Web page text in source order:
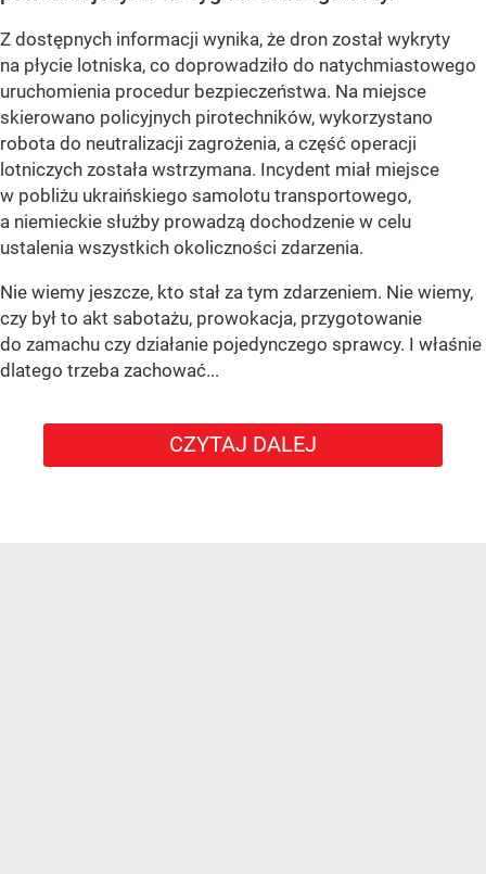
Z dostępnych informacji wynika, że dron został wykryty
na płycie lotniska, co doprowadziło do natychmiastowego
uruchomienia procedur bezpieczeństwa. Na miejsce
skierowano policyjnych pirotechników, wykorzystano
robota do neutralizacji zagrożenia, a część operacji
lotniczych została wstrzymana. Incydent miał miejsce
w pobliżu ukraińskiego samolotu transportowego,
a niemieckie służby prowadzą dochodzenie w celu
ustalenia wszystkich okoliczności zdarzenia.
Nie wiemy jeszcze, kto stał za tym zdarzeniem. Nie wiemy,
czy był to akt sabotażu, prowokacja, przygotowanie
do zamachu czy działanie pojedynczego sprawcy. I właśnie
dlatego trzeba zachować...
CZYTAJ DALEJ